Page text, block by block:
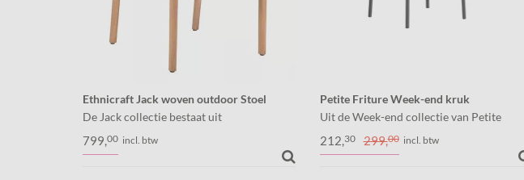
Ethnicraft Jack woven outdoor Stoel
De Jack collectie bestaat uit
wonderschone massief teakhouten
tuinmeubelen, tijdloos en duurzaam! Dit
799,00 incl. btw
Petite Friture Week-end kruk
Uit de Week-end collectie van Petite
Friture: de aluminium kruk voor in de tuin
of in huis. Handig, duurzaam en licht.
212,30 299,00 incl. btw